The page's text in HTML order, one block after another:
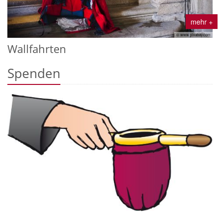
mehr +
© www.pixabay.com
Wallfahrten
Spenden